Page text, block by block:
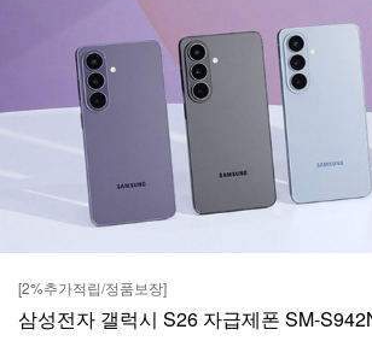
[2%추가적립/정품보장]
삼성전자 갤럭시 S26 자급제폰 SM-